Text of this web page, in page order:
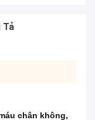
Tả
chân không,